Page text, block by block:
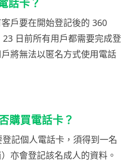
話卡？
戶要在開始登記後的 360
日前所有用戶都需要完成登
將無法以匿名方式使用電話
購買電話卡？
記個人電話卡，須得到一名
亦會登記該名成人的資料。